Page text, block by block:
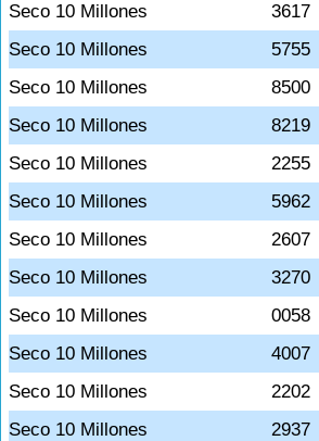
Seco 10 Millones
3617
Seco 10 Millones
5755
Seco 10 Millones
8500
Seco 10 Millones
8219
Seco 10 Millones
2255
Seco 10 Millones
5962
Seco 10 Millones
2607
Seco 10 Millones
3270
Seco 10 Millones
0058
Seco 10 Millones
4007
Seco 10 Millones
2202
Seco 10 Millones
2937